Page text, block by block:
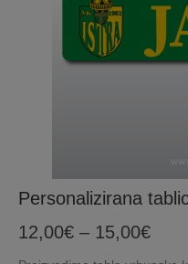
Personalizirana
12,00€ – 15,00€Price